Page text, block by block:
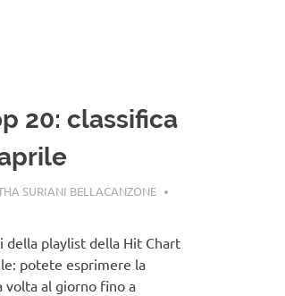
20: classifica
SURIANI BELLACANZONE
della playlist della Hit Chart
potete esprimere la
volta al giorno fino a